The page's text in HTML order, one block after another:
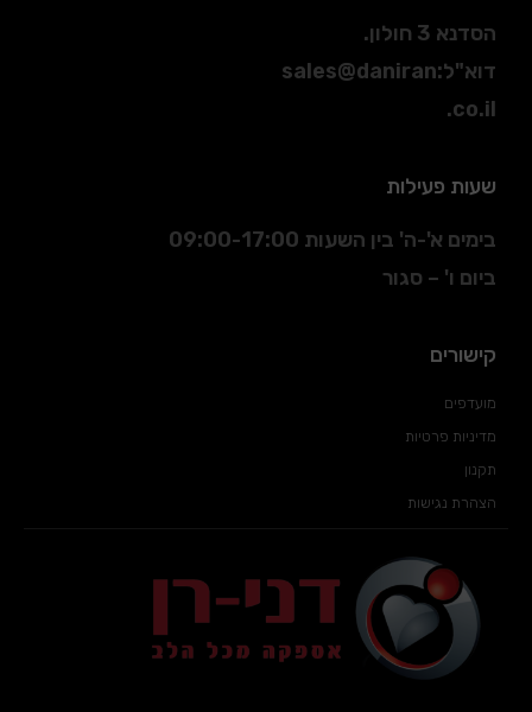
הסדנא 3 חולון.
דוא"ל:
sales@daniran
.co.il
שעות פעילות
בימים א'-ה' בין השעות 09:00-17:00
ביום ו' – סגור
קישורים
מועדפים
מדיניות פרטיות
תקנון
הצהרת נגישות